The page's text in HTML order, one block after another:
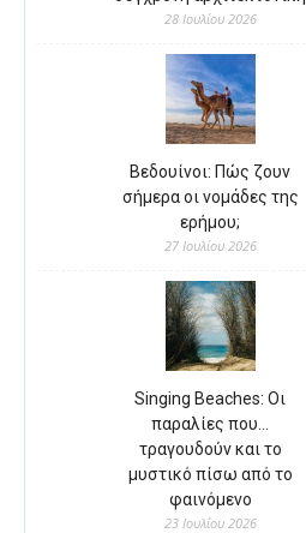
28 Ιουλίου 2026
Βεδουίνοι: Πώς ζουν
σήμερα οι νομάδες της
ερήμου;
27 Ιουλίου 2026
Singing Beaches: Οι
παραλίες που…
τραγουδούν και το
μυστικό πίσω από το
φαινόμενο
23 Ιουλίου 2026